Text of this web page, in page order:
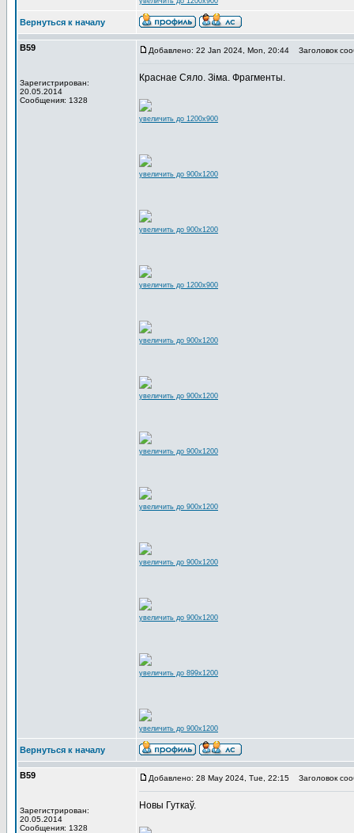
Вернуться к началу
В59
Зарегистрирован:
20.05.2014
Сообщения: 1328
Добавлено: 22 Jan 2024, Mon, 20:44 Заголовок
Краснае Сяло. Зіма. Фрагменты.
увеличить до 1200x900
увеличить до 900x1200
увеличить до 900x1200
увеличить до 1200x900
увеличить до 900x1200
увеличить до 900x1200
увеличить до 900x1200
увеличить до 900x1200
увеличить до 900x1200
увеличить до 900x1200
увеличить до 899x1200
увеличить до 900x1200
Вернуться к началу
В59
Зарегистрирован:
20.05.2014
Сообщения: 1328
Добавлено: 28 May 2024, Tue, 22:15 Заголовок
Новы Гуткаў.